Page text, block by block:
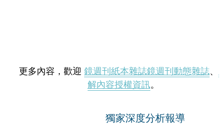
更多內容，歡迎 鏡週刊紙本雜誌鏡週刊動態雜誌、
解內容授權資訊。
獨家深度分析報導